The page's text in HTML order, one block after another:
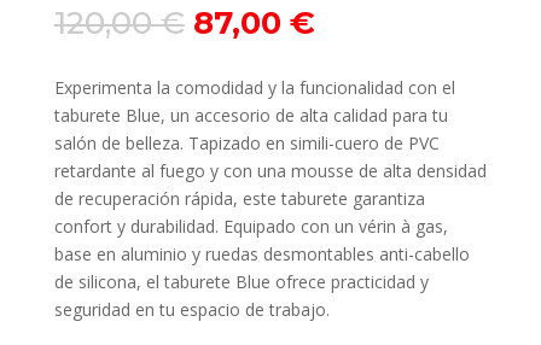
120,00€ Le
prix
initial
était :
120,00 €.
87,00 €Le
actuel
est :
87,00 €.
Experimenta la comodidad y la funcionalidad con el
taburete Blue, un accesorio de alta calidad para tu
salón de belleza. Tapizado en simili-cuero de PVC
retardante al fuego y con una mousse de alta densidad
de recuperación rápida, este taburete garantiza
confort y durabilidad. Equipado con un vérin à gas,
base en aluminio y ruedas desmontables anti-cabello
de silicona, el taburete Blue ofrece practicidad y
seguridad en tu espacio de trabajo.